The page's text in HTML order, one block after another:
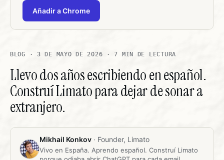
Añadir a Chrome
BLOG · 3 DE MAYO DE 2026 · 7 MIN DE LECTURA
Llevo dos años escribiendo en español.
Construí Limato para dejar de sonar a
extranjero.
Mikhail Konkov · Founder, Limato
Vivo en España. Aprendo español. Construí Limato